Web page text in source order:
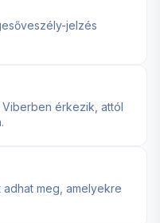
jelzés
érkezik, attól
meg, amelyekre